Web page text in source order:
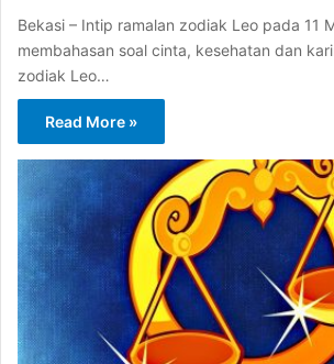
Bekasi – Intip ramalan zodiak Leo pada 11
membahasan soal cinta, kesehatan dan
zodiak Leo…
Read More »